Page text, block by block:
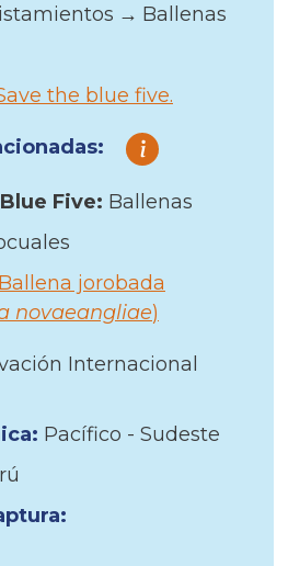
→ Ballenas
the blue five
Five: Ballenas
Ballena jorobada
novaeangliae)
Internacional
Pacífico - Sudeste